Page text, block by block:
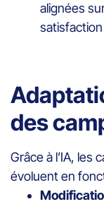
alignées
des
Grâce à l’IA, les
évoluent en